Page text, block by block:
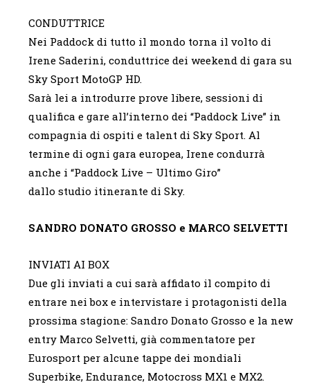
CONDUTTRICE
Nei Paddock di tutto il mondo torna il volto di
Irene Saderini, conduttrice dei weekend di gara su
Sky Sport MotoGP HD.
Sarà lei a introdurre prove libere, sessioni di
qualifica e gare all’interno dei “Paddock Live” in
compagnia di ospiti e talent di Sky Sport. Al
termine di ogni gara europea, Irene condurrà
anche i “Paddock Live – Ultimo Giro”
dallo studio itinerante di Sky.
SANDRO DONATO GROSSO e MARCO SELVETTI
INVIATI AI BOX
Due gli inviati a cui sarà affidato il compito di
entrare nei box e intervistare i protagonisti della
prossima stagione: Sandro Donato Grosso e la new
entry Marco Selvetti, già commentatore per
Eurosport per alcune tappe dei mondiali
Superbike, Endurance, Motocross MX1 e MX2.